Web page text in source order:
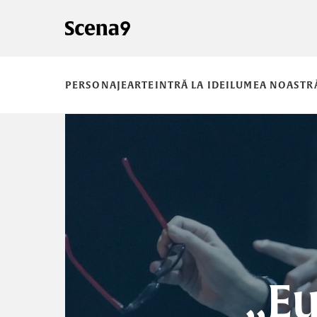
PERSONAJEARTEINTRĂ LA IDEILUMEA